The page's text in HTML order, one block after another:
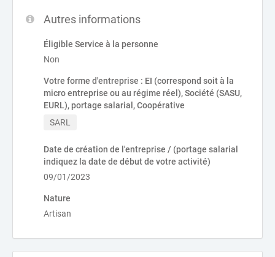
Autres informations
Éligible Service à la personne
Non
Votre forme d'entreprise : EI (correspond soit à la
micro entreprise ou au régime réel), Société (SASU,
EURL), portage salarial, Coopérative
SARL
Date de création de l'entreprise / (portage salarial
indiquez la date de début de votre activité)
09/01/2023
Nature
Artisan